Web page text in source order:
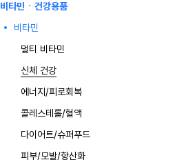
비타민ㆍ건강용품
비타민
멀티 비타민
신체 건강
에너지/피로회복
콜레스테롤/혈액
다이어트/슈퍼푸드
피부/모발/항산화